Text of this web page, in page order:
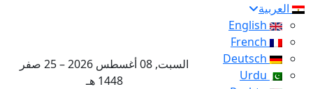
العربية
السبت, 08 أغسطس 2026 – 25 صفر
1448 هـ